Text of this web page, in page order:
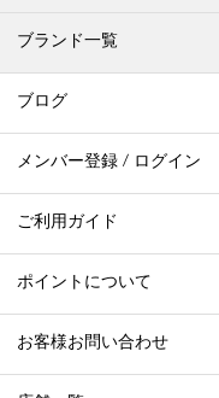
ブランド一覧
ブログ
メンバー登録 / ログイン
ご利用ガイド
ポイントについて
お客様お問い合わせ